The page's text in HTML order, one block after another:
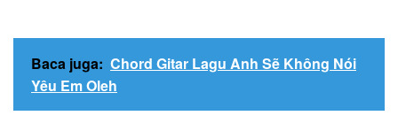
Baca juga: Chord Gitar Lagu Anh Sẽ Không Nói
Yêu Em Oleh